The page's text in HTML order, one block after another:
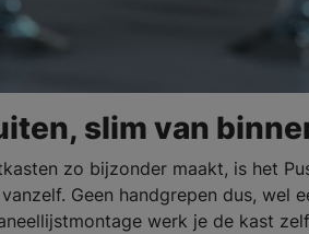
slim van
zo bijzonder maakt, is het
Geen handgrepen dus,
werk je de kast